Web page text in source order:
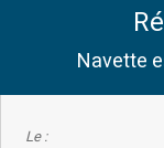
Navette
Le :